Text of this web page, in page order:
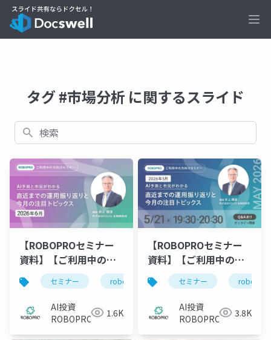
タグ #市場分析 に関するスライド
検索
【ROBOPROセミナー
資料】【ご利用中の方
向け】2026年6月 AI予
測と市況がわかる 直
近までの運用振り返り
と今月の注目トピック
ス
セミナー robopro roboproセミナー
AI投資
ROBOPRO
1.6K
【ROBOPROセミナー
資料】【ご利用中の方
向け】2026年5月 AI予
測と市況がわかる 直
近までの運用振り返り
と今月の注目トピック
ス
セミナー robopro
AI投資
ROBOPRO
3.8K